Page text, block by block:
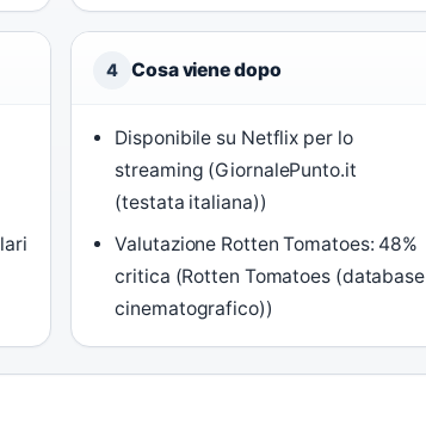
4 Cosa viene dopo
Disponibile su Netflix per lo
streaming (GiornalePunto.it
(testata italiana))
Valutazione Rotten Tomatoes: 48%
critica (Rotten Tomatoes (database
cinematografico))